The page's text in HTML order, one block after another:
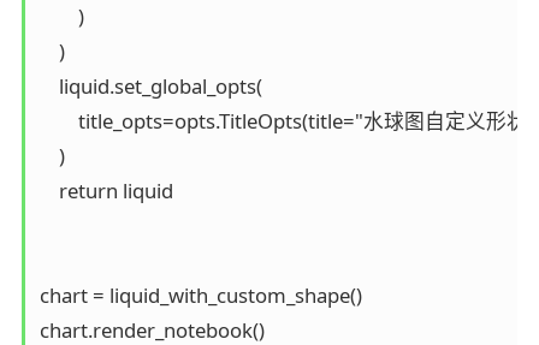
        )
    )
    liquid.set_global_opts(
title_opts=opts.TitleOpts(title="水球图自定义形状
    )
    return liquid
chart = liquid_with_custom_shape()
chart.render_notebook()